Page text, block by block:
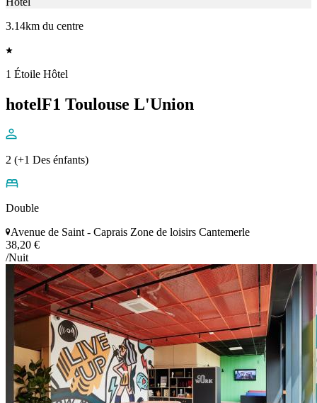
3.14km du centre
1 Étoile Hôtel
hotelF1 Toulouse L'Union
2 (+1 Des énfants)
Double
Avenue de Saint - Caprais Zone de loisirs Cantemerle
38,20 €
/Nuit